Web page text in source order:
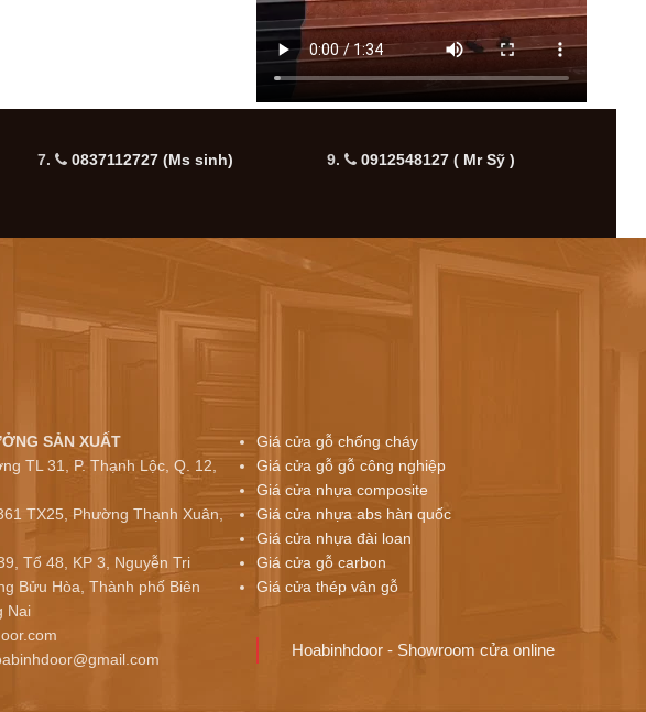
7. 0837112727 (Ms sinh) 9. 0912548127 ( Mr Sỹ )
SẢN XUẤT
TL 31, P. Thạnh Lộc, Q. 12,
TX25, Phường Thạnh Xuân,
Tổ 48, KP 3, Nguyễn Tri
Bửu Hòa, Thành phố Biên
Nai
Giá cửa gỗ chống cháy
Giá cửa gỗ gỗ công nghiệp
Giá cửa nhựa composite
Giá cửa nhựa abs hàn quốc
Giá cửa nhựa đài loan
Giá cửa gỗ carbon
Giá cửa thép vân gỗ
Hoabinhdoor - Showroom cửa online